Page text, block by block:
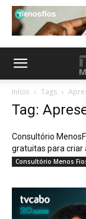
Início Tags
Tag:
Consultório
gratuitas para criar
Consultório Menos